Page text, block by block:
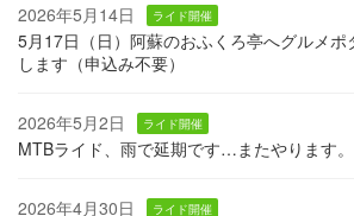
2026年5月14日 ライド開催
5月17日（日）阿蘇のおふくろ亭へグルメ
します（申込み不要）
2026年5月2日 ライド開催
MTBライド、雨で延期です…またやります。
2026年4月30日 ライド開催